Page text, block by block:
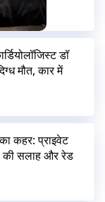
डॉ
मौत, कार में
कहर: प्राइवेट
की सलाह और रेड